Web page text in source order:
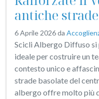
antiche
6 Aprile 2026da
Scicli Albergo Diffuso
ideale per costruire un
contesto unico e
strade basolate del
albergo offre molto più